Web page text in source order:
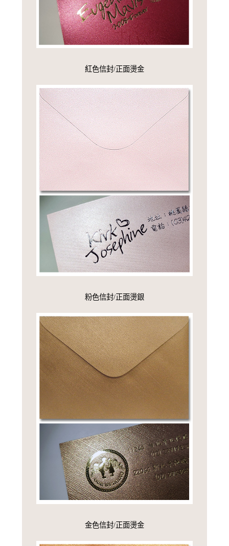
紅色信封/正面燙金
粉色信封/正面燙銀
金色信封/正面燙金